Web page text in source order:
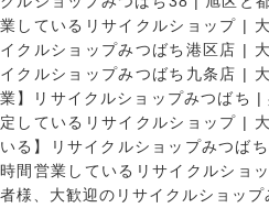
業しているリサイクルショップ |
イクルショップみつばち港区店 |
イクルショップみつばち九条店 |
業】リサイクルショップみつばち |
定しているリサイクルショップ |
いる】リサイクルショップみつば
時間営業しているリサイクルショ
者様、大歓迎のリサイクルショップ